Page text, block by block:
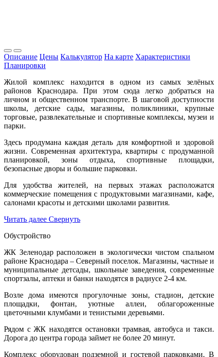
Описание Цены Калькулятор На карте Характеристики
Планировки
Жилой комплекс находится в одном из самых зелёных
районов Краснодара. При этом сюда легко добраться на
личном и общественном транспорте. В шаговой доступности
школы, детские сады, магазины, поликлиники, крупные
торговые, развлекательные и спортивные комплексы, музеи и
парки.
Здесь продумана каждая деталь для комфортной и здоровой
жизни. Современная архитектура, квартиры с продуманной
планировкой, зоны отдыха, спортивные площадки,
безопасные дворы и большие парковки.
Для удобства жителей, на первых этажах расположатся
коммерческие помещения с продуктовыми магазинами, кафе,
салонами красоты и детскими школами развития.
Читать далее Свернуть
Обустройство
ЖК Зеленодар расположен в экологически чистом спальном
районе Краснодара – Северный поселок. Магазины, частные и
муниципальные детсады, школьные заведения, современные
спортзалы, аптеки и банки находятся в радиусе 2-4 км.
Возле дома имеются прогулочные зоны, стадион, детские
площадки, фонтан, уютные аллеи, облагороженные
цветочными клумбами и тенистыми деревьями.
Рядом с ЖК находятся остановки трамвая, автобуса и такси.
Дорога до центра города займет не более 20 минут.
Комплекс оборудован подземной и гостевой парковками. В